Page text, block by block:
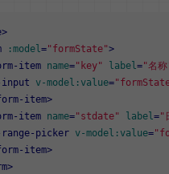
>
:model ="formState">
item name="key" label ="名
input v-model:value=
item>
item name="stdate" label ="
range-picker v-model:value=
item>
>